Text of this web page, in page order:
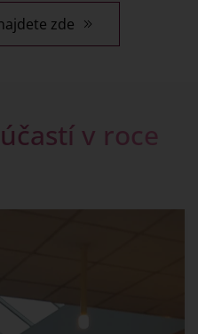
zde
v roce